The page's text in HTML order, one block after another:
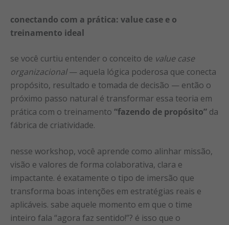
conectando com a prática: value case e o
treinamento ideal
se você curtiu entender o conceito de value case
organizacional— aquela lógica poderosa que conecta
propósito, resultado e tomada de decisão — então o
próximo passo natural é transformar essa teoria em
prática com o treinamento “fazendo de propósito” da
fábrica de criatividade.
nesse workshop, você aprende como alinhar missão,
visão e valores de forma colaborativa, clara e
impactante. é exatamente o tipo de imersão que
transforma boas intenções em estratégias reais e
aplicáveis. sabe aquele momento em que o time
inteiro fala “agora faz sentido!”? é isso que o